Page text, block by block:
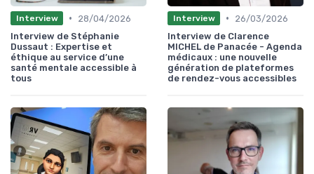
Interview •
28/04/2026
Interview de Stéphanie
Dussaut : Expertise et
éthique au service d’une
santé mentale accessible à
tous
Interview •
26/03/2026
Interview de Clarence
MICHEL de Panacée - Agenda
médicaux : une nouvelle
génération de plateformes
de rendez-vous accessibles